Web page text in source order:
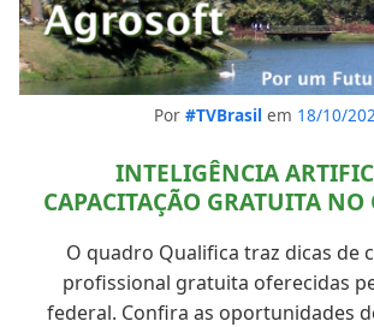
Por #TVBrasil em 18/10/
INTELIGÊNCIA
CAPACITAÇÃO GRATUITA
O quadro Qualifica traz dicas de
profissional gratuita oferecidas
federal. Confira as oportunidades